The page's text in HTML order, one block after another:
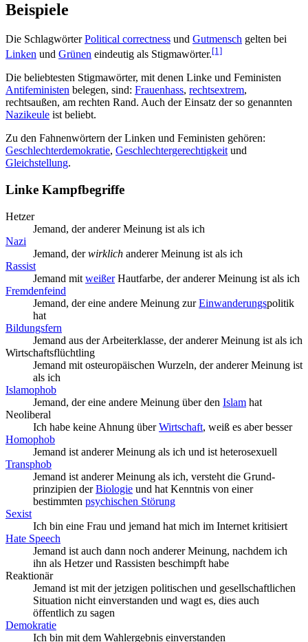
Beispiele
Die SchlagwörterPolitical correctness und Gutmensch gelten bei
Linken und Grünen eindeutig als Stigmawörter.[1]
Die beliebtesten Stigmawörter, mit denen Linke und Feministen
Anti­feministen belegen, sind: Frauenhass, rechtsextrem,
rechtsaußen, am rechten Rand. Auch der Einsatz der so genannten
Nazikeule ist beliebt.
Zu den Fahnenwörtern der Linken und Feministen gehören:
Geschlechterdemokratie, Geschlechtergerechtigkeit und
Gleichstellung.
Linke Kampfbegriffe
Hetzer
Jemand, der anderer Meinung ist als ich
Nazi
Jemand, derwirklich anderer Meinung ist als ich
Rassist
Jemand mit weißerHautfarbe, der anderer Meinung ist als ich
Fremdenfeind
Jemand, der eine andere Meinung zurEinwanderungs­politik
hat
Bildungsfern
Jemand aus der Arbeiterklasse, der anderer Meinung ist als ich
Wirtschaftsflüchtling
Jemand mit osteuropäischen Wurzeln, der anderer Meinung ist
als ich
Islamophob
Jemand, der eine andere Meinung über den Islam hat
Neoliberal
Ich habe keine Ahnung überWirtschaft, weiß es aber besser
Homophob
Jemand ist anderer Meinung als ich und ist heterosexuell
Transphob
Jemand ist anderer Meinung als ich, versteht die Grund­
prinzipien derBiologie und hat Kenntnis von einer
bestimmten psychischen Störung
Sexist
Ich bin eine Frau und jemand hat mich im Internet kritisiert
Hate Speech
Jemand ist auch dann noch anderer Meinung, nachdem ich
ihn als Hetzer und Rassisten beschimpft habe
Reaktionär
Jemand ist mit der jetzigen politischen und gesellschaftlichen
Situation nicht einverstanden und wagt es, dies auch
öffentlich zu sagen
Demokratie
Ich bin mit dem Wahlergebnis einverstanden